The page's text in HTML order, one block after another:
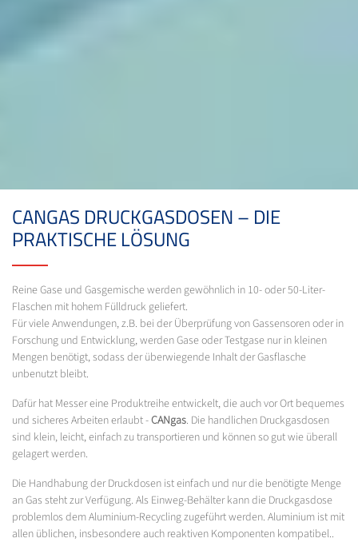
CANGAS DRUCKGASDOSEN – DIE
PRAKTISCHE LÖSUNG
Reine Gase und Gasgemische werden gewöhnlich in 10- oder 50-Liter-
Flaschen mit hohem Fülldruck geliefert.
Für viele Anwendungen, z.B. bei der Überprüfung von Gassensoren oder in
Forschung und Entwicklung, werden Gase oder Testgase nur in kleinen
Mengen benötigt, sodass der überwiegende Inhalt der Gasflasche
unbenutzt bleibt.
Dafür hat Messer eine Produktreihe entwickelt, die auch vor Ort bequemes
und sicheres Arbeiten erlaubt -CANgas. Die handlichen Druckgasdosen
sind klein, leicht, einfach zu transportieren und können so gut wie überall
gelagert werden.
Die Handhabung der Druckdosen ist einfach und nur die benötigte Menge
an Gas steht zur Verfügung. Als Einweg-Behälter kann die Druckgasdose
problemlos dem Aluminium-Recycling zugeführt werden. Aluminium ist mit
allen üblichen, insbesondere auch reaktiven Komponenten kompatibel..